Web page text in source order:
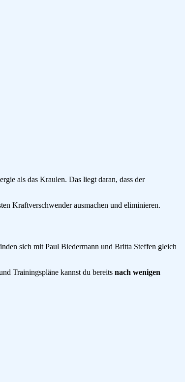
als das Kraulen. Das liegt daran, dass der
Kraftverschwender ausmachen und eliminieren.
sich mit Paul Biedermann und Britta Steffen gleich
Trainingspläne kannst du bereits nach wenigen